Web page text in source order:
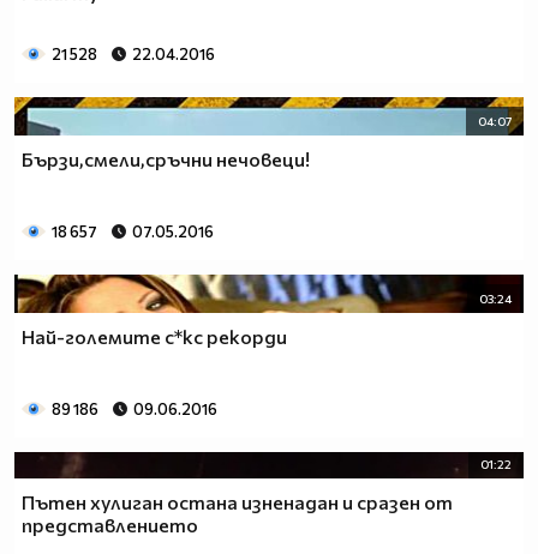
21 528 22.04.2016
04:07
Бързи,смели,сръчни нечовеци!
18 657 07.05.2016
03:24
Най-големите с*кс рекорди
89 186 09.06.2016
01:22
Пътен хулиган остана изненадан и сразен от
представлението